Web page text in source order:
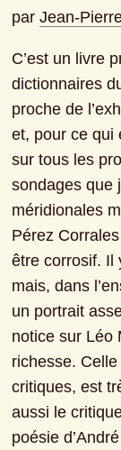
par Jean-
C’est un livre
dictionnaires
proche de
et, pour ce qui
sur tous les
sondages que
méridionales
Pérez
être corrosif. Il
mais, dans
un portrait
notice sur Léo
richesse.
critiques, est
aussi le
poésie